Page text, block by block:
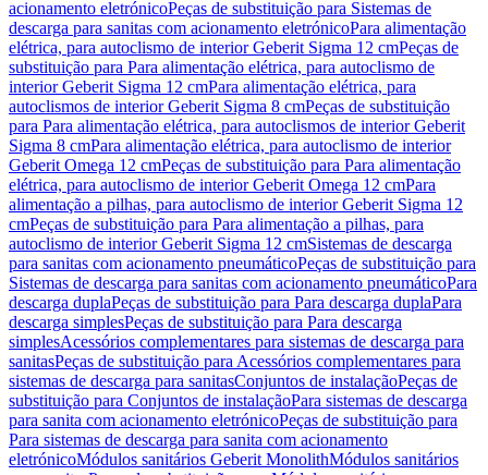
acionamento eletrónicoPeças de substituição para Sistemas de
descarga para sanitas com acionamento eletrónicoPara alimentação
elétrica, para autoclismo de interior Geberit Sigma 12 cmPeças de
substituição para Para alimentação elétrica, para autoclismo de
interior Geberit Sigma 12 cmPara alimentação elétrica, para
autoclismos de interior Geberit Sigma 8 cmPeças de substituição
para Para alimentação elétrica, para autoclismos de interior Geberit
Sigma 8 cmPara alimentação elétrica, para autoclismo de interior
Geberit Omega 12 cmPeças de substituição para Para alimentação
elétrica, para autoclismo de interior Geberit Omega 12 cmPara
alimentação a pilhas, para autoclismo de interior Geberit Sigma 12
cmPeças de substituição para Para alimentação a pilhas, para
autoclismo de interior Geberit Sigma 12 cmSistemas de descarga
para sanitas com acionamento pneumáticoPeças de substituição para
Sistemas de descarga para sanitas com acionamento pneumáticoPara
descarga duplaPeças de substituição para Para descarga duplaPara
descarga simplesPeças de substituição para Para descarga
simplesAcessórios complementares para sistemas de descarga para
sanitasPeças de substituição para Acessórios complementares para
sistemas de descarga para sanitasConjuntos de instalaçãoPeças de
substituição para Conjuntos de instalaçãoPara sistemas de descarga
para sanita com acionamento eletrónicoPeças de substituição para
Para sistemas de descarga para sanita com acionamento
eletrónicoMódulos sanitários Geberit MonolithMódulos sanitários